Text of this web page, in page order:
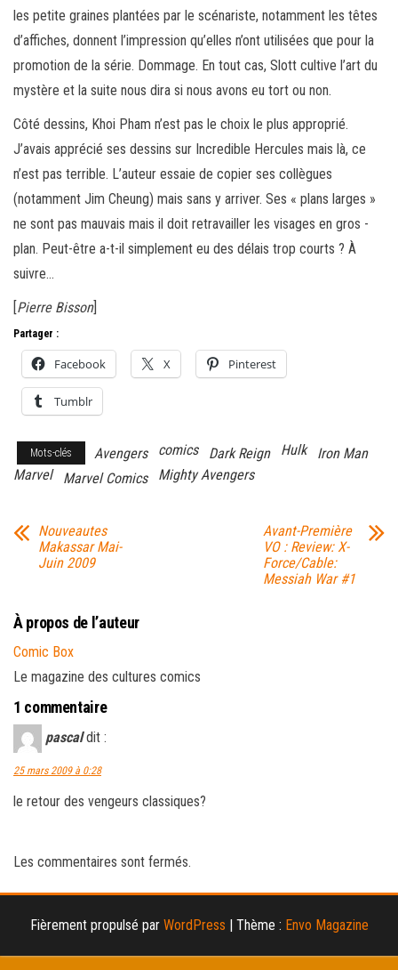
les petite graines plantées par le scénariste, notamment les têtes
d’affiches, donnent l’impression qu’elles n’ont utilisées que pour la
promotion de la série. Dommage. En tout cas, Slott cultive l’art du
mystère et la suite nous dira si nous avons eu tort ou non.
Côté dessins, Khoi Pham n’est pas le choix le plus approprié.
J’avais apprécié ses dessins sur Incredible Hercules mais là, ce
n’est pas terrible. L’auteur essaie de copier ses collègues
(notamment Jim Cheung) mais sans y arriver. Ses « plans larges »
ne sont pas mauvais mais il doit retravailler les visages en gros -
plan. Peut-être a-t-il simplement eu des délais trop courts ? À
suivre…
[Pierre Bisson]
Partager :
Facebook X Pinterest
Tumblr
Mots-clés Avengers comics Dark Reign Hulk
Iron Man
Marvel
Marvel Comics Mighty Avengers
Nouveautes
Makassar Mai-
Juin 2009
Avant-Première
VO : Review: X-
Force/Cable:
Messiah War #1
À propos de l’auteur
Comic Box
Le magazine des cultures comics
1 commentaire
pascal dit :
25 mars 2009 à 0:28
le retour des vengeurs classiques?
Les commentaires sont fermés.
Fièrement propulsé par WordPress | Thème : Envo Magazine